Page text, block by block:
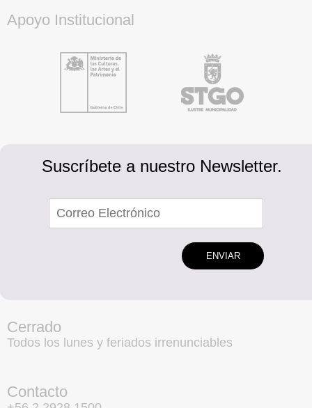
Apoyo Institucional
Suscríbete a nuestro Newsletter.
ENVIAR
Cerrado
Todos los lunes y feriados irrenunciables
Contacto